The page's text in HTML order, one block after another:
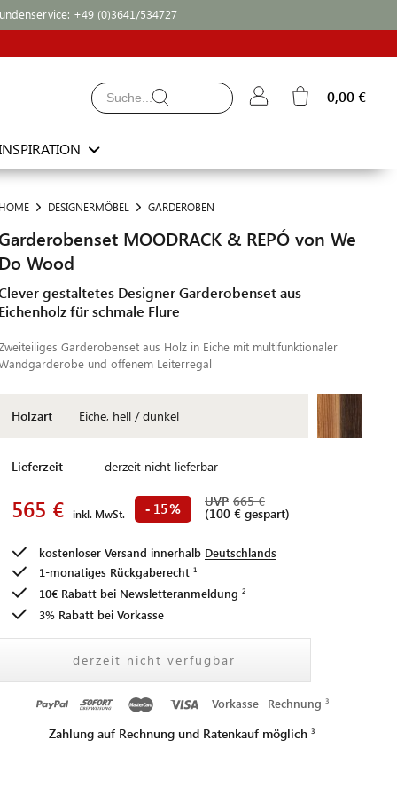
+49 (0)3641/534727
0,00 €
HOME DESIGNERMÖBEL GARDEROBEN
MOODRACK & REPÓ von We
Do Wood
gestaltetes Designer Garderobenset aus
Eichenholz für schmale Flure
Garderobenset aus Holz in Eiche mit multifunktionaler
und offenem Leiterregal
Holzart Eiche, hell / dunkel
Lieferzeit derzeit nicht lieferbar
565 € inkl. MwSt. - 15%
UVP 665 €
(100 € gespart)
kostenloser Versand innerhalb Deutschlands
1-monatiges Rückgaberecht
10€ Rabatt bei Newsletteranmeldung
3% Rabatt bei Vorkasse
derzeit nicht verfügbar
Vorkasse Rechnung
Zahlung auf Rechnung und Ratenkauf möglich